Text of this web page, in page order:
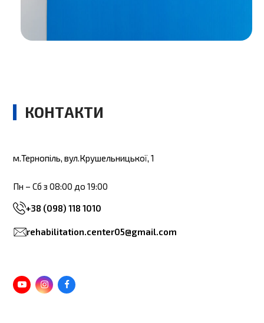
КОНТАКТИ
м.Тернопіль, вул.Крушельницької, 1
Пн – Сб з 08:00 до 19:00
+38 (098) 118 1010
rehabilitation.center05@gmail.com
YoutubeInstagramFacebook